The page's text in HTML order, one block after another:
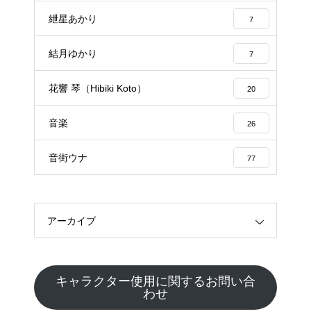
紲星あかり 7
結月ゆかり 7
花響 琴（Hibiki Koto） 20
音楽 26
音街ウナ 77
アーカイブ
キャラクター使用に関するお問い合
わせ